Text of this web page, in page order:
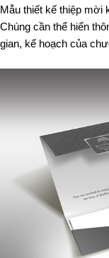
Mẫu thiết kế thiệp mời
Chúng cần thể hiển
gian, kế hoạch của